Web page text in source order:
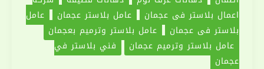
اعمال بلاستر في عجمان
عامل بلاستر عجمان
عامل
بلاستر في عجمان
عامل بلاستر وترميم بعجمان
عامل بلاستر وترميم عجمان
فني بلاستر في
عجمان